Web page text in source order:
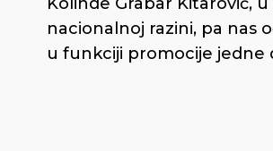
nacionalnoj razini, pa nas
u funkciji promocije jedne